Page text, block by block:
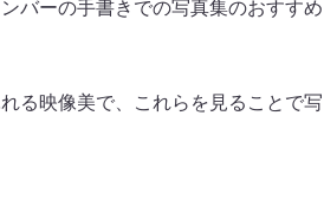
バーの手書きでの写真集のおすすめ
る映像美で、これらを見ることで写